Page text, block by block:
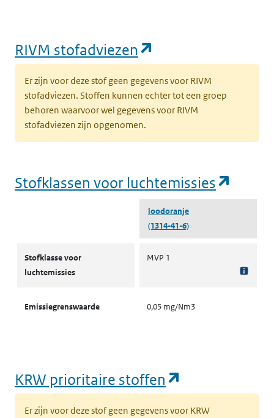
RIVM stofadviezen
Er zijn voor deze stof geen gegevens voor RIVM
stofadviezen. Stoffen kunnen echter tot een groep
behoren waarvoor wel gegevens voor RIVM
stofadviezen zijn opgenomen.
Stofklassen voor luchtemissies
loodoranje
(1314-41-6)
Stofklasse voor
luchtemissies
MVP 1
Emissiegrenswaarde 0,05 mg/Nm3
KRW prioritaire stoffen
Er zijn voor deze stof geen gegevens voor KRW